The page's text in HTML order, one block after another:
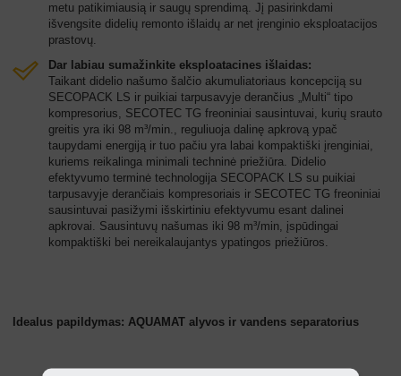
metu patikimiausią ir saugų sprendimą. Jį pasirinkdami
išvengsite didelių remonto išlaidų ar net įrenginio eksploatacijos
prastovų.
Dar labiau sumažinkite eksploatacines išlaidas:
Taikant didelio našumo šalčio akumuliatoriaus koncepciją su
SECOPACK LS ir puikiai tarpusavyje derančius „Multi“ tipo
kompresorius, SECOTEC TG freoniniai sausintuvai, kurių srauto
greitis yra iki 98 m³/min., reguliuoja dalinę apkrovą ypač
taupydami energiją ir tuo pačiu yra labai kompaktiški įrenginiai,
kuriems reikalinga minimali techninė priežiūra. Didelio
efektyvumo terminė technologija SECOPACK LS su puikiai
tarpusavyje derančiais kompresoriais ir SECOTEC TG freoniniai
sausintuvai pasižymi išskirtiniu efektyvumu esant dalinei
apkrovai. Sausintuvų našumas iki 98 m³/min, įspūdingai
kompaktiški bei nereikalaujantys ypatingos priežiūros.
Idealus papildymas: AQUAMAT alyvos ir vandens separatorius